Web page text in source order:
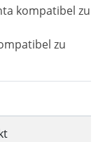
kompatibel zu
zu